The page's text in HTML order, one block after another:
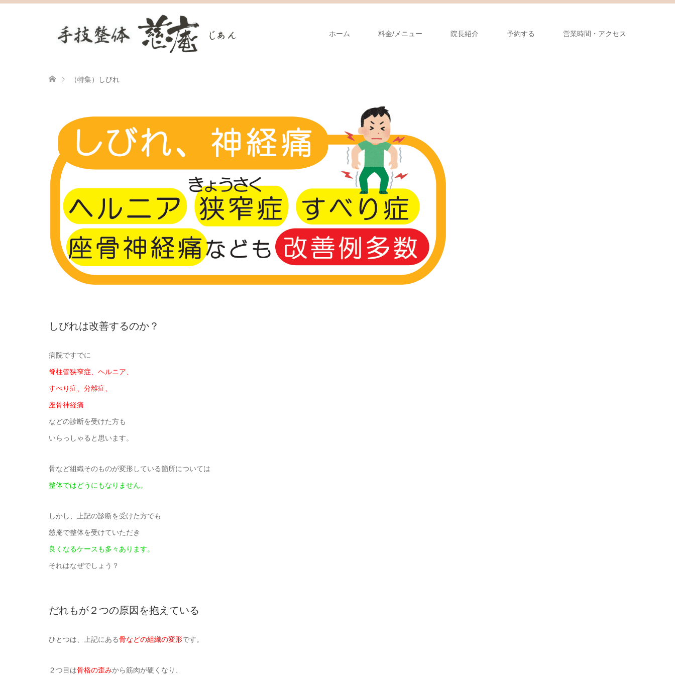
ホーム 料金/メニュー 院長紹介 予約する 営業時間・アクセス
（特集）しびれ
しびれは改善するのか？
病院ですでに
脊柱管狭窄症、ヘルニア、
すべり症、分離症、
座骨神経痛
などの診断を受けた方も
いらっしゃると思います。
骨など組織そのものが変形している箇所については
整体ではどうにもなりません。
しかし、上記の診断を受けた方でも
慈庵で整体を受けていただき
良くなるケースも多々あります。
それはなぜでしょう？
だれもが２つの原因を抱えている
ひとつは、上記にある骨などの組織の変形です。
２つ目は骨格の歪みから筋肉が硬くなり、